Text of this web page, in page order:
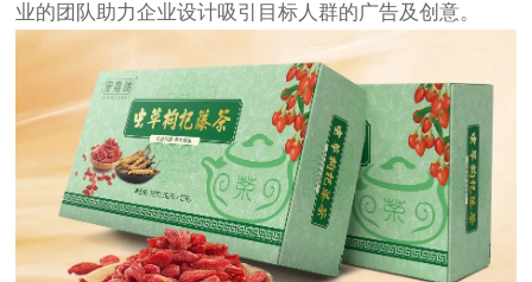
业的团队助力企业设计吸引目标人群的广告及创意。